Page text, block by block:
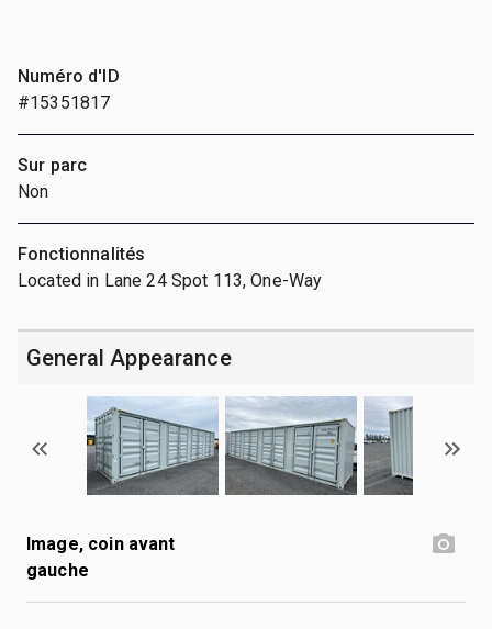
Numéro d'ID
#15351817
Sur parc
Non
Fonctionnalités
Located in Lane 24 Spot 113, One-Way
General Appearance
Image, coin avant
gauche